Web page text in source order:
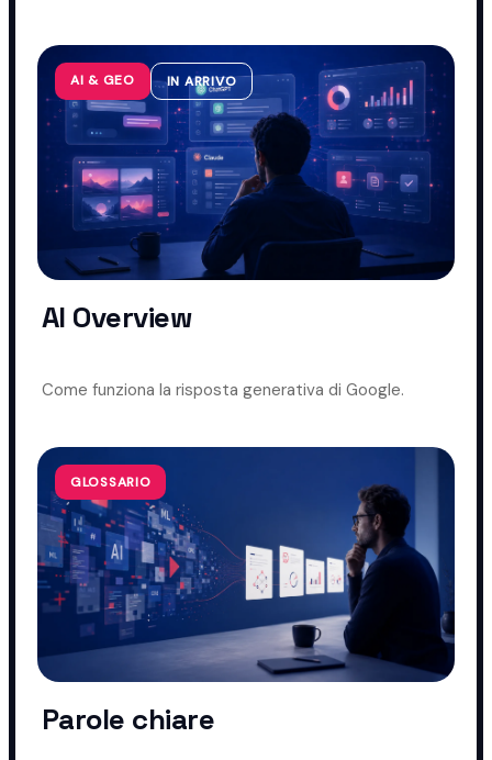
AI & GEO IN ARRIVO
AI Overview
Come funziona la risposta generativa di Google.
GLOSSARIO
Parole chiare